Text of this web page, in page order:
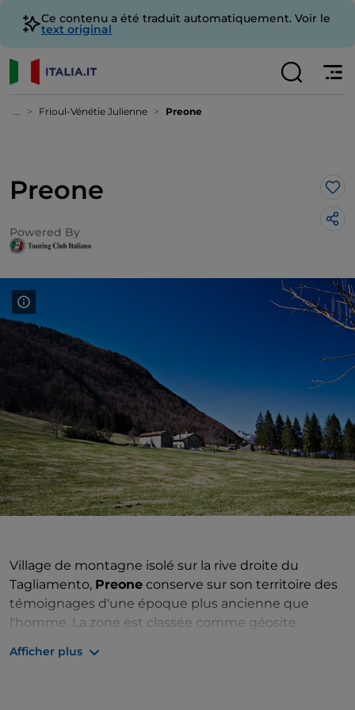
Ce contenu a été traduit automatiquement. Voir le
text original
... Frioul-Vénétie Julienne Preone
Preone
Powered By
Village de montagne isolé sur la rive droite du
Tagliamento, Preone conserve sur son territoire des
témoignages d'une époque plus ancienne que
l'homme. La zone est classée comme géosite
les spécimens de faune fossile trouvés dans les
Afficher plus